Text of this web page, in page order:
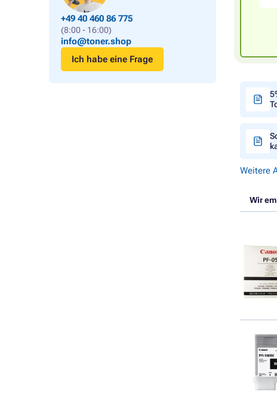
+49 40 460 86 775
(8:00 - 16:00)
info@toner.shop
Ich habe eine Frage
Weitere
Wir